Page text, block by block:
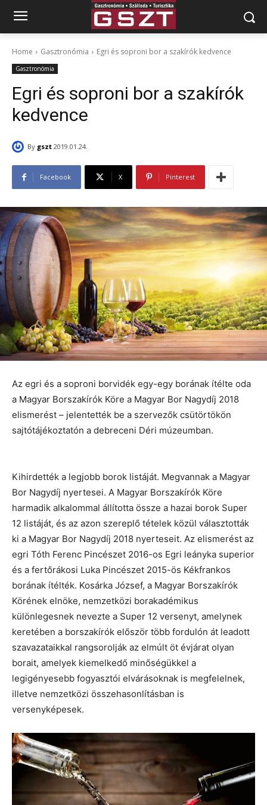
Home Gasztronómia Egri és soproni bor a szakírók kedvence
Gasztronómia
Egri és soproni bor a szakírók
kedvence
By gszt 2019.01.24.
Facebook X Pinterest
Az egri és a soproni borvidék egy-egy borának ítélte oda
a Magyar Borszakírók Köre a Magyar Bor Nagydíj 2018
elismerést – jelentették be a szervezők csütörtökön
sajtótájékoztatón a debreceni Déri múzeumban.
Kihirdették a legjobb borok listáját. Megvannak a Magyar
Bor Nagydíj nyertesei. A Magyar Borszakírók Köre
harmadik alkalommal állította össze a hazai borok Super
12 listáját, és az azon szereplő tételek közül választották
ki a Magyar Bor Nagydíj 2018 nyerteseit. Az elismerést az
egri Tóth Ferenc Pincészet 2016-os Egri leányka superior
és a fertőrákosi Luka Pincészet 2015-ös Kékfrankos
borának ítélték. Kosárka József, a Magyar Borszakírók
Körének elnöke, nemzetközi borakadémikus
különlegesnek nevezte a Super 12 versenyt, amelynek
keretében a borszakírók először több fordulón át leadott
szavazataikkal rangsorolják az elmúlt öt évjárat olyan
borait, amelyek kiemelkedő minőségükkel a
legigényesebb fogyasztói elvárásoknak is megfelelnek,
illetve nemzetközi összehasonlításban is
versenyképesek.